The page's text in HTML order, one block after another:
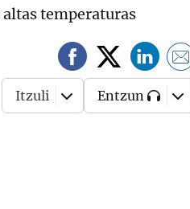
altas temperaturas
Itzuli Entzun